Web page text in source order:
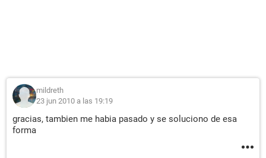
mildreth
23 jun 2010 a las 19:19
gracias, tambien me habia pasado y se soluciono de esa
forma